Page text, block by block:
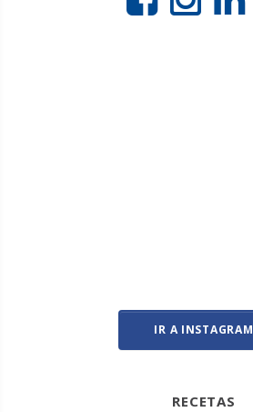
IR A INSTAGRAM
RECETAS